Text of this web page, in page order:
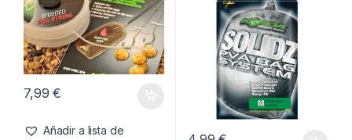
Productos relacionados
Cintas e hilos, PVA Bolsas ,PVA